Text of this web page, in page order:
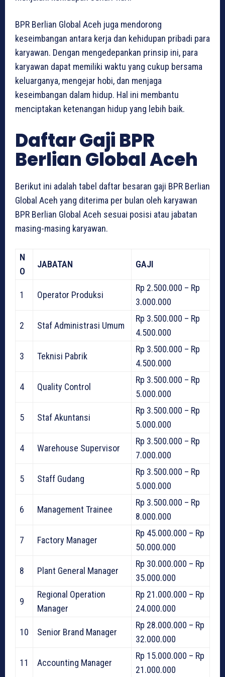
BPR Berlian Global Aceh juga mendorong
keseimbangan antara kerja dan kehidupan pribadi para
karyawan. Dengan mengedepankan prinsip ini, para
karyawan dapat memiliki waktu yang cukup bersama
keluarganya, mengejar hobi, dan menjaga
keseimbangan dalam hidup. Hal ini membantu
menciptakan ketenangan hidup yang lebih baik.
Daftar Gaji BPR
Berlian Global Aceh
Berikut ini adalah tabel daftar besaran gaji BPR Berlian
Global Aceh yang diterima per bulan oleh karyawan
BPR Berlian Global Aceh sesuai posisi atau jabatan
masing-masing karyawan.
N
O
JABATAN GAJI
1 Operator Produksi
Rp 2.500.000 – Rp
3.000.000
2 Staf Administrasi Umum
Rp 3.500.000 – Rp
4.500.000
3 Teknisi Pabrik
Rp 3.500.000 – Rp
4.500.000
4 Quality Control
Rp 3.500.000 – Rp
5.000.000
5 Staf Akuntansi
Rp 3.500.000 – Rp
5.000.000
4 Warehouse Supervisor
Rp 3.500.000 – Rp
7.000.000
5 Staff Gudang
Rp 3.500.000 – Rp
5.000.000
6 Management Trainee
Rp 3.500.000 – Rp
8.000.000
7 Factory Manager
Rp 45.000.000 – Rp
50.000.000
8 Plant General Manager
Rp 30.000.000 – Rp
35.000.000
9
Regional Operation
Manager
Rp 21.000.000 – Rp
24.000.000
10 Senior Brand Manager
Rp 28.000.000 – Rp
32.000.000
11 Accounting Manager
Rp 15.000.000 – Rp
21.000.000